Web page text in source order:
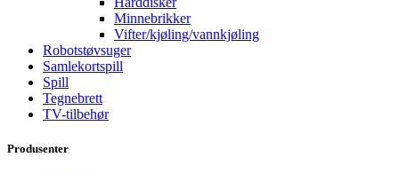
Minnebrikker
Vifter/kjøling/vannkjøling
Robotstøvsuger
Samlekortspill
Spill
Tegnebrett
TV-tilbehør
Produsenter